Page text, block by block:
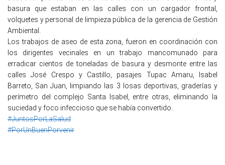
basura que estaban en las calles con un cargador frontal,
volquetes y personal de limpieza pública de la gerencia de Gestión
Ambiental.
Los trabajos de aseo de esta zona, fueron en coordinación con
los dirigentes vecinales en un trabajo mancomunado para
erradicar cientos de toneladas de basura y desmonte entre las
calles José Crespo y Castillo, pasajes Tupac Amaru, Isabel
Barreto, San Juan, limpiando las 3 losas deportivas, graderías y
perímetro del complejo Santa Isabel, entre otras, eliminando la
suciedad y foco infeccioso que se había convertido.
#JuntosPorLaSalud
#PorUnBuenPorvenir